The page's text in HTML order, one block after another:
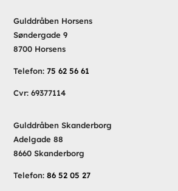
Gulddråben Horsens
Søndergade 9
8700 Horsens
Telefon:75 62 56 61
Cvr: 69377114
Gulddråben Skanderborg
Adelgade 88
8660 Skanderborg
Telefon:86 52 05 27